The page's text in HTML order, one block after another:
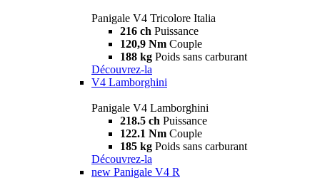
Panigale V4 Tricolore Italia
216 ch Puissance
120,9 Nm Couple
188 kg Poids sans carburant
Découvrez-la
V4 Lamborghini
Panigale V4 Lamborghini
218.5 ch Puissance
122.1 Nm Couple
185 kg Poids sans carburant
Découvrez-la
new Panigale V4 R